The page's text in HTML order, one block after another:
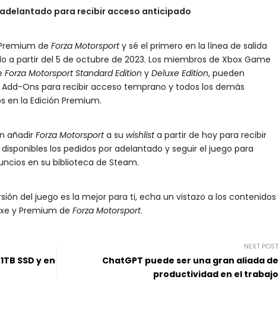
para recibir acceso anticipado
de Forza Motorsporty sé el primero en la línea de salida
a partir del 5 de octubre de 2023. Los miembros de Xbox Game
Forza Motorsport Standard Edition y Deluxe Edition, pueden
Ons para recibir acceso temprano y todos los demás
en la Edición Premium.
añadir Forza Motorsporta su wishlista partir de hoy para recibir
los pedidos por adelantado y seguir el juego para
en su biblioteca de Steam.
del juego es la mejor para ti, echa un vistazo a los contenidos
y Premium de Forza Motorsport.
SSD y en
NEXT POST
ChatGPT puede ser una gran aliada de
productividad en el trabajo